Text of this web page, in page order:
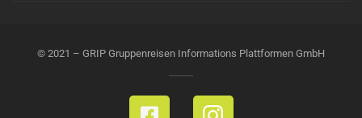
© 2021 – GRIP Gruppenreisen Informations Plattformen GmbH